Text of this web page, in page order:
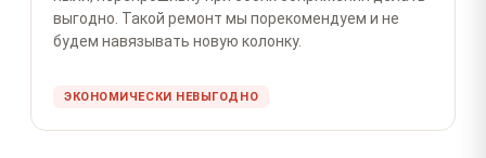
выгодно. Такой ремонт мы порекомендуем и не
будем навязывать новую колонку.
ЭКОНОМИЧЕСКИ НЕВЫГОДНО